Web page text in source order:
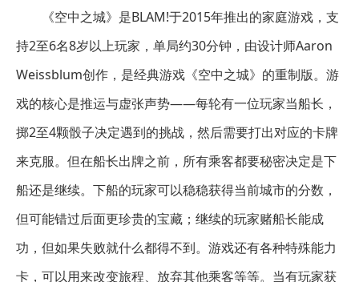
《空中之城》是BLAM!于2015年推出的家庭游戏，支
持2至6名8岁以上玩家，单局约30分钟，由设计师Aaron
Weissblum创作，是经典游戏《空中之城》的重制版。游
戏的核心是推运与虚张声势——每轮有一位玩家当船长，
掷2至4颗骰子决定遇到的挑战，然后需要打出对应的卡牌
来克服。但在船长出牌之前，所有乘客都要秘密决定是下
船还是继续。下船的玩家可以稳稳获得当前城市的分数，
但可能错过后面更珍贵的宝藏；继续的玩家赌船长能成
功，但如果失败就什么都得不到。游戏还有各种特殊能力
卡，可以用来改变旅程、放弃其他乘客等等。当有玩家获